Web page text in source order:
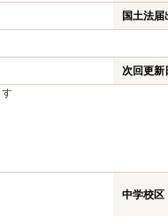
国土法届
次回更新
中学校区